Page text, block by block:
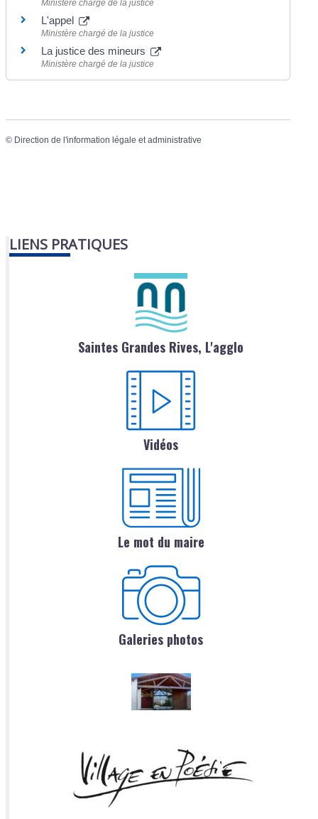
Ministère chargé de la justice
L'appel
Ministère chargé de la justice
La justice des mineurs
Ministère chargé de la justice
© Direction de l'information légale et administrative
LIENS PRATIQUES
Saintes Grandes Rives, L'agglo
Vidéos
Le mot du maire
Galeries photos